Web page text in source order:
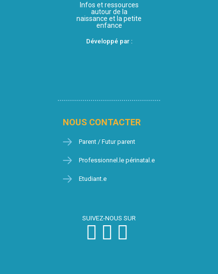
Infos et ressources
autour de la
naissance et la petite
enfance
Développé par :
NOUS CONTACTER
Parent / Futur parent
Professionnel.le périnatal.e
Etudiant.e
SUIVEZ-NOUS SUR